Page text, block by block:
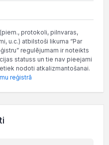
protokoli, pilnvaras,
u.c.) atbilstoši likuma “Par
regulējumam ir noteikts
statuss un tie nav pieejami
nodoti atkalizmantošanai.
reģistrā